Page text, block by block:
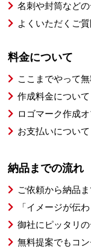
名刺や封筒など
よくいただくご質
料金について
ここまでやって
作成料金について
ロゴマーク作成
お支払いについて
納品までの流れ
ご依頼から納品
「イメージが伝
御社にピッタリ
無料提案でもコ